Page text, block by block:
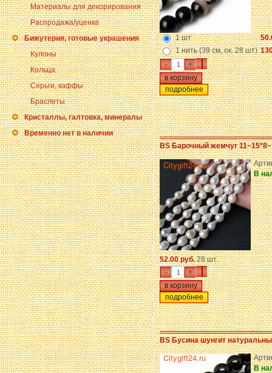
Материалы для декорирования
Распродажа/уценка
Бижутерия, готовые украшения
Кулоны
Кольца
Серьги, каффы
Браслеты
Кристаллы, галтовка, минералы
Временно нет в наличии
1 шт
1 нить (39 см, ок. 28 шт)
- +
подробнее
BS Барочный жемчуг
В
52.00 руб.28 шт.
- +
подробнее
BS Бусина шунгит
В